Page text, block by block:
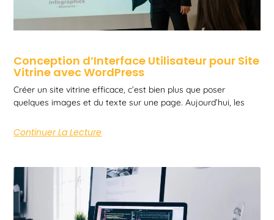
Conception d’Interface Utilisateur pour Site
Vitrine avec WordPress
Créer un site vitrine efficace, c’est bien plus que poser
quelques images et du texte sur une page. Aujourd’hui, les
Continuer La Lecture